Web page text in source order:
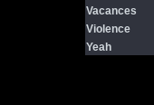
Vacances
Violence
Yeah